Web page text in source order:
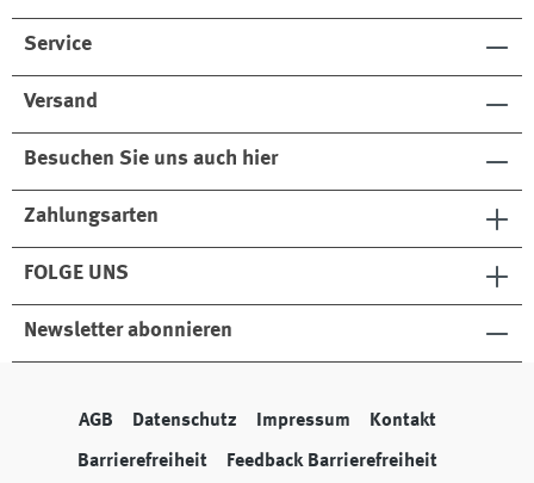
Service
Versand
Besuchen Sie uns auch hier
Zahlungsarten
FOLGE UNS
Newsletter abonnieren
AGB Datenschutz Impressum Kontakt
Barrierefreiheit Feedback Barrierefreiheit